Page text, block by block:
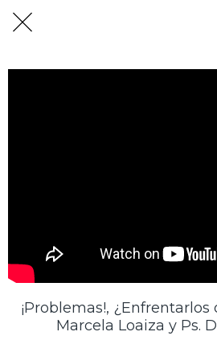
¡Problemas!, ¿Enfrentarlos
Marcela Loaiza y Ps.